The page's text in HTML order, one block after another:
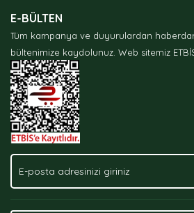
Ürün açıklamasında eksik bilgiler
Ürün bilgilerinde hatalar bulunuyor.
Ürün fiyatı diğer sitelerden daha pahalı.
Bu ürüne benzer farklı alternatifler
E-BÜLTEN
Tüm kampanya ve duyurulardan
bültenimize kaydolunuz. Web sitemiz